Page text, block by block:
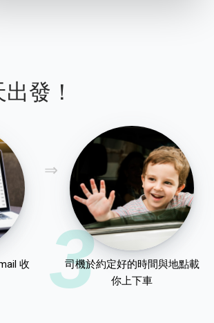
發！
收
3
司機於約定好的時間與地點載
你上下車